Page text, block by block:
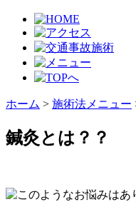
ホーム > 施術法メニュー
鍼灸とは？？